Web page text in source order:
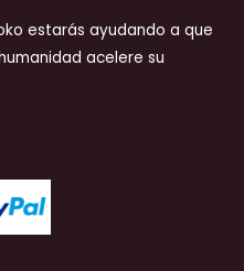
estarás ayudando a que
acelere su